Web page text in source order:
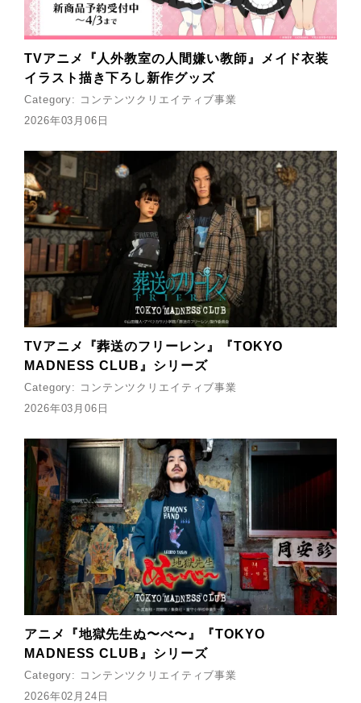
TVアニメ『人外教室の人間嫌い教師』メイド衣装
イラスト描き下ろし新作グッズ
Category: コンテンツクリエイティブ事業
2026年03月06日
TVアニメ『葬送のフリーレン』『TOKYO
MADNESS CLUB』シリーズ
Category: コンテンツクリエイティブ事業
2026年03月06日
アニメ『地獄先生ぬ〜べ〜』『TOKYO
MADNESS CLUB』シリーズ
Category: コンテンツクリエイティブ事業
2026年02月24日